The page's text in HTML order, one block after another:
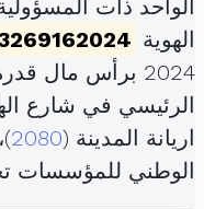
الواحد ذات
الهوية
2024 برأس مال قدره
اريانة المدينة (2080
الوطني للمؤسسات